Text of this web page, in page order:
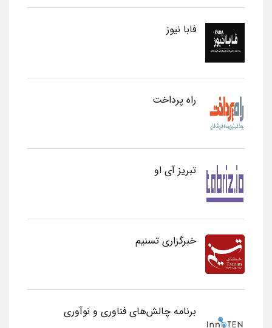
فابا نیوز
راه پرداخت
تبریز آی او
خبرگزاری تسنیم
برنامه چالش‌های فناوری و نوآوری